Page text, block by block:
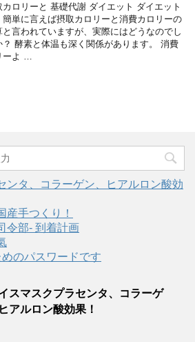
カロリーと 基礎代謝 ダイエット ダイエット
簡単に言えば摂取カロリーと消費カロリーの
と言われていますが、実際にはどうなのでし
？ 酵素と体温も深く関係があります。 消費
ーよ …
ンタ、コラーゲン、ヒアルロン酸効
産手つくり！
令部- 到着計画
のパスワードです
スマスクプラセンタ、コラーゲ
アルロン酸効果！